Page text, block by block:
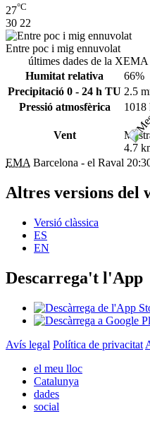
27°C
30 22
Entre poc i mig ennuvolat
últimes dades de la XEMA
Humitat relativa
66%
Precipitació 0 - 24 h TU 2.5
Pressió atmosfèrica
1018
Vent
4.7
EMA Barcelona - el Raval
Altres versions del
Versió clàssica
ES
EN
Descarrega't l'App
Avís legal Política de privacitat
el meu lloc
Catalunya
dades
social